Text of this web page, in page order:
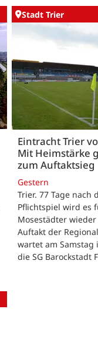
Stadt Trier
Eintracht Trier
Mit Heimstärke
zum Auftaktsieg
Gestern
Trier. 77 Tage nach
Pflichtspiel wird es
Mosestädter
Auftakt der
wartet am Samstag
die SG Barockstadt